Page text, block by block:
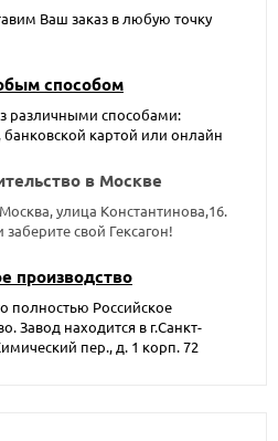
Ваш заказ в любую точку
способом
различными способами:
картой или онлайн
в Москве
улица Константинова,16.
свой Гексагон!
производство
полностью Российское
Завод находится в г.Санкт-
пер., д. 1 корп. 72